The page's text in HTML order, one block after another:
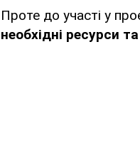
Проте до участі у
необхідні ресурси